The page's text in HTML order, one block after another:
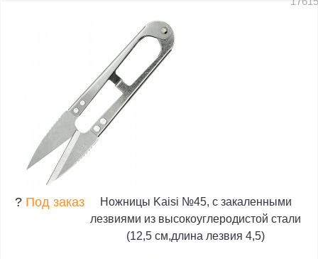
? Под заказ
Ножницы Kaisi №45, с закаленными
лезвиями из высокоуглеродистой стали
(12,5 см,длина лезвия 4,5)